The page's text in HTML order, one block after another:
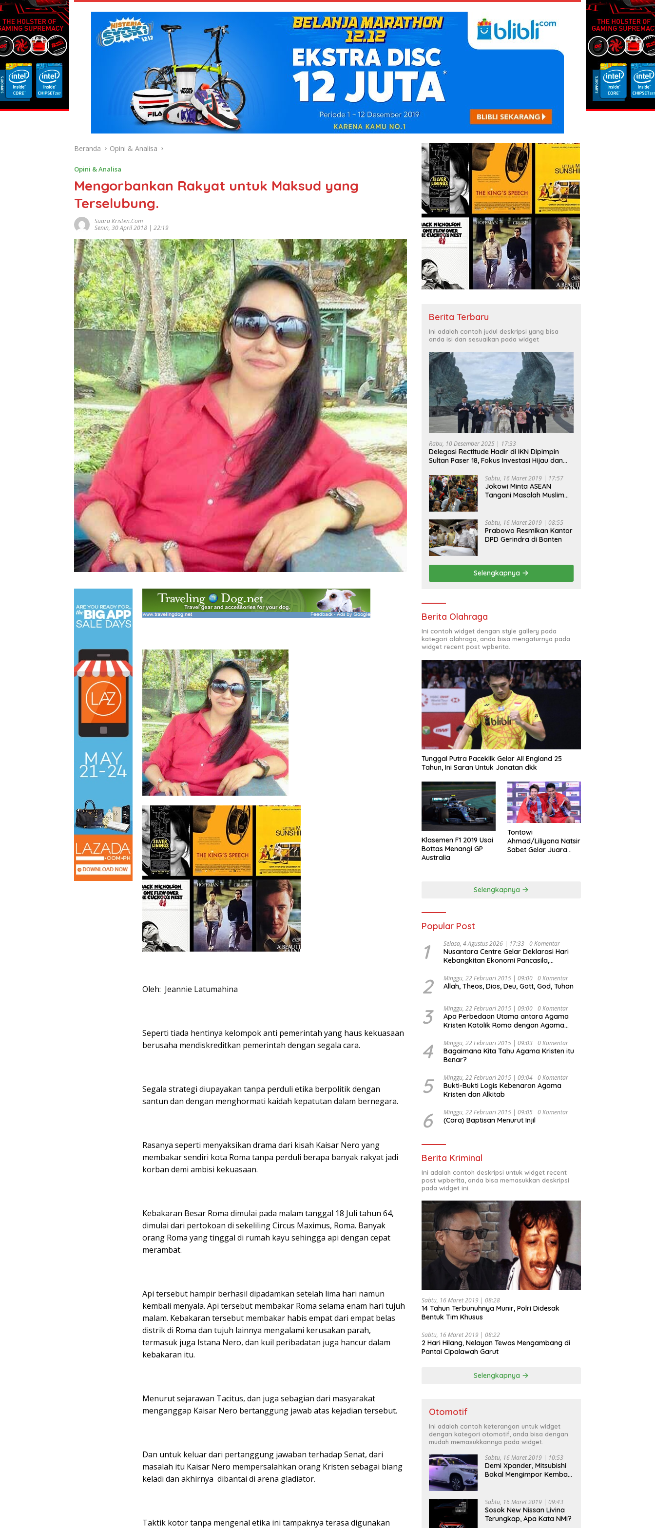
Beranda Opini & Analisa
Opini & Analisa
Mengorbankan Rakyat untuk Maksud yang
Terselubung.
Suara Kristen.com
Senin, 30 April 2018 | 22:19
Oleh: Jeannie Latumahina
Seperti tiada hentinya kelompok anti pemerintah yang haus kekuasaan
berusaha mendiskreditkan pemerintah dengan segala cara.
Segala strategi diupayakan tanpa perduli etika berpolitik dengan
santun dan dengan menghormati kaidah kepatutan dalam bernegara.
Rasanya seperti menyaksikan drama dari kisah Kaisar Nero yang
membakar sendiri kota Roma tanpa perduli berapa banyak rakyat jadi
korban demi ambisi kekuasaan.
Kebakaran Besar Roma dimulai pada malam tanggal 18 Juli tahun 64,
dimulai dari pertokoan di sekeliling Circus Maximus, Roma. Banyak
orang Roma yang tinggal di rumah kayu sehingga api dengan cepat
merambat.
Api tersebut hampir berhasil dipadamkan setelah lima hari namun
kembali menyala. Api tersebut membakar Roma selama enam hari tujuh
malam. Kebakaran tersebut membakar habis empat dari empat belas
distrik di Roma dan tujuh lainnya mengalami kerusakan parah,
termasuk juga Istana Nero, dan kuil peribadatan juga hancur dalam
kebakaran itu.
Menurut sejarawan Tacitus, dan juga sebagian dari masyarakat
menganggap Kaisar Nero bertanggung jawab atas kejadian tersebut.
Dan untuk keluar dari pertanggung jawaban terhadap Senat, dari
masalah itu Kaisar Nero mempersalahkan orang Kristen sebagai biang
keladi dan akhirnya dibantai di arena gladiator.
Taktik kotor tanpa mengenal etika ini tampaknya terasa digunakan
Berita Terbaru
Ini adalah contoh judul deskripsi yang bisa
anda isi dan sesuaikan pada widget
Rabu, 10 Desember 2025 | 17:33
Delegasi Rectitude Hadir di IKN Dipimpin
Sultan Paser 18, Fokus Investasi Hijau dan
Sabtu, 16 Maret 2019 | 17:57
Jokowi Minta ASEAN
Tangani Masalah Muslim
Sabtu, 16 Maret 2019 | 08:55
Prabowo Resmikan Kantor
DPD Gerindra di Banten
Selengkapnya
Berita Olahraga
Ini contoh widget dengan style gallery pada
kategori olahraga, anda bisa mengaturnya pada
widget recent post wpberita.
Tunggal Putra Paceklik Gelar All England 25
Tahun, Ini Saran Untuk Jonatan dkk
Klasemen F1 2019 Usai
Bottas Menangi GP
Australia
Tontowi
Ahmad/Liliyana Natsir
Sabet Gelar Juara
Selengkapnya
Popular Post
1 Selasa, 4 Agustus 2026 | 17:33 0 Komentar
Nusantara Centre Gelar Deklarasi Hari
Kebangkitan Ekonomi Pancasila,
Djojohadikusumo Anti Penjajahan
(Pergolakan Ekonomi Politik Indonesia) &
Undang Perekonomian Nasional dan
Kesejahteraan Sosial dalam Menata
Bangsa Menuju Indonesia Emas 2045”,
2 Minggu, 22 Februari 2015 | 09:00 0 Komentar
Allah, Theos, Dios, Deu, Gott, God, Tuhan
3 Minggu, 22 Februari 2015 | 09:00 0 Komentar
Apa Perbedaan Utama antara Agama
Kristen Katolik Roma dengan Agama
4 Minggu, 22 Februari 2015 | 09:03 0 Komentar
Bagaimana Kita Tahu Agama Kristen itu
Benar?
5 Minggu, 22 Februari 2015 | 09:04 0 Komentar
Bukti-Bukti Logis Kebenaran Agama
Kristen dan Alkitab
6 Minggu, 22 Februari 2015 | 09:05 0 Komentar
(Cara) Baptisan Menurut Injil
Berita Kriminal
Ini adalah contoh deskripsi untuk widget recent
post wpberita, anda bisa memasukkan deskripsi
pada widget ini.
Sabtu, 16 Maret 2019 | 08:28
14 Tahun Terbunuhnya Munir, Polri Didesak
Bentuk Tim Khusus
Sabtu, 16 Maret 2019 | 08:22
2 Hari Hilang, Nelayan Tewas Mengambang di
Pantai Cipalawah Garut
Selengkapnya
Otomotif
Ini adalah contoh keterangan untuk widget
dengan kategori otomotif, anda bisa dengan
mudah memasukkannya pada widget.
Sabtu, 16 Maret 2019 | 10:53
Demi Xpander, Mitsubishi
Bakal Mengimpor Kembali
Sabtu, 16 Maret 2019 | 09:43
Sosok New Nissan Livina
Terungkap, Apa Kata NMI?